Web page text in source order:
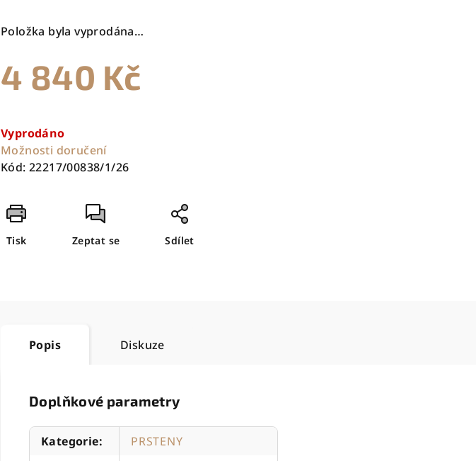
Položka byla vyprodána…
4 840 Kč
cena:
Vyprodáno
Možnosti doručení
Kód: 22217/00838/1/26
Tisk Zeptat se Sdílet
Popis Diskuze
Doplňkové parametry
Kategorie:
PRSTENY